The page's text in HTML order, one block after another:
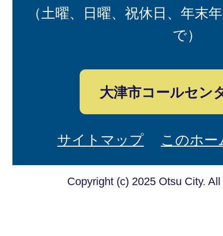
（土曜、日曜、祝休日、年末
で）
大津市コールセン
サイトマップ このホ
Copyright (c) 2025 Otsu City.